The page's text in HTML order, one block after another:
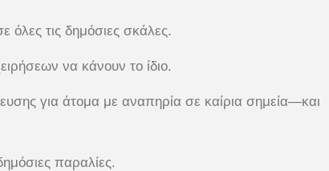
τις δημόσιες σκάλες.
να κάνουν το ίδιο.
για άτομα με αναπηρία σε καίρια σημεία—και
παραλίες.